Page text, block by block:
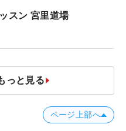
スン 宮里道場
っと見る
ページ上部へ